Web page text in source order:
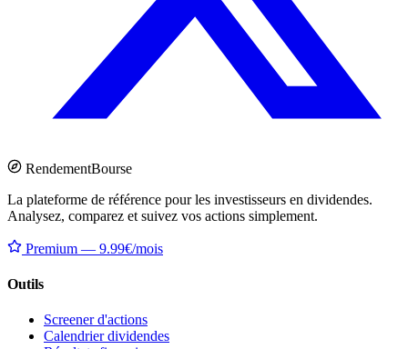
RendementBourse
La plateforme de référence pour les investisseurs en dividendes.
Analysez, comparez et suivez vos actions simplement.
Premium — 9.99€/mois
Outils
Screener d'actions
Calendrier dividendes